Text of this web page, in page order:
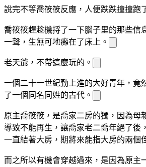
說完不等喬筱筱反應， 人便跌跌撞撞跑
喬筱筱趕趁機捋了一下腦子里的那些信
一聲，生無可地癱在了床上。
老天爺，不帶這麼玩的。
一個二十一世紀勤 上進的大好青年，竟
了一個同名同姓的古代 。
原主喬筱筱，是喬家二房的獨 ，因為母
導致不能再生，讓喬家老二喬年絕了後
一直結著大房，期將來能指大房的兩個
而之所以有機會穿越過來，是因為原主